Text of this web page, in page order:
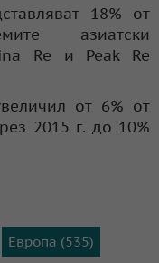
18% от
азиатски
Re и Peak Re
от 6% от
2015 г. до 10%
Европа (535)